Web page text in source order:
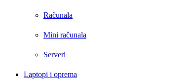
Računala
Mini računala
Serveri
Laptopi i oprema